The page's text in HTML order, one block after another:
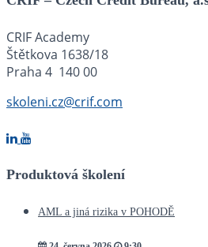
CRIF Academy
Štětkova 1638/18
Praha 4 140 00
skoleni.cz@crif.com
Produktová školení
AML a jiná rizika v POHODĚ